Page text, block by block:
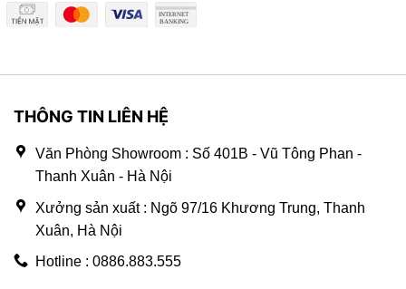
THÔNG TIN LIÊN HỆ
Văn Phòng Showroom : Số 401B - Vũ Tông Phan -
Thanh Xuân - Hà Nội
Xưởng sản xuất : Ngõ 97/16 Khương Trung, Thanh
Xuân, Hà Nội
Hotline : 0886.883.555